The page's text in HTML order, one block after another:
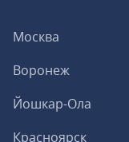
Москва
Воронеж
Йошкар-Ола
Красноярск